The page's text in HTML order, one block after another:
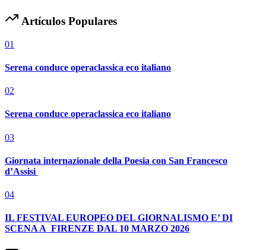
Artículos Populares
01
Serena conduce operaclassica eco italiano
02
Serena conduce operaclassica eco italiano
03
Giornata internazionale della Poesia con San Francesco
d’Assisi
04
IL FESTIVAL EUROPEO DEL GIORNALISMO E’ DI
SCENA A FIRENZE DAL 10 MARZO 2026